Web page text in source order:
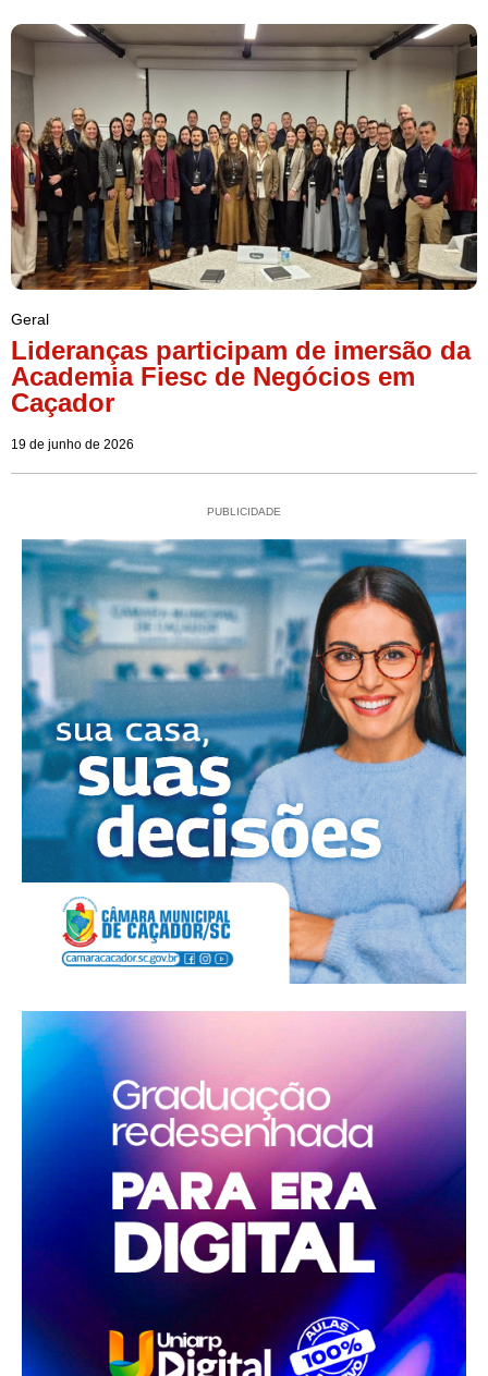
Geral
Lideranças participam de imersão da
Academia Fiesc de Negócios em
Caçador
19 de junho de 2026
PUBLICIDADE